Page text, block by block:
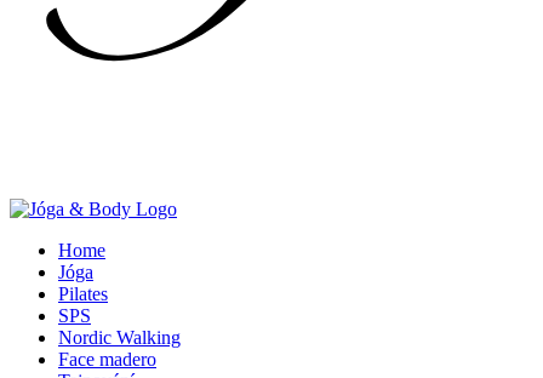
Home
Jóga
Pilates
SPS
Nordic Walking
Face madero